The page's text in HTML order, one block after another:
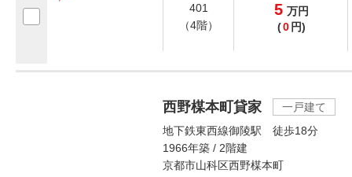
401
（4階）
5 万円
(0 円)
西野楳本町貸家
一戸建て
地下鉄東西線御陵駅 徒歩18分
1966年築 / 2階建
京都市山科区西野楳本町